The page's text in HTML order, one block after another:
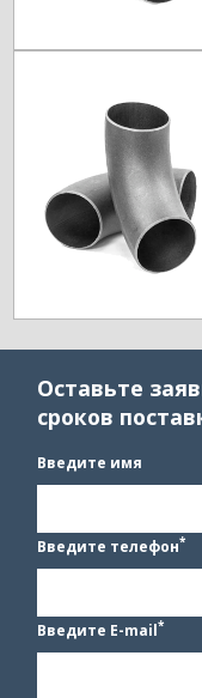
Оставьте
сроков
Введите имя
Введите телефон*
Введите E-mail*